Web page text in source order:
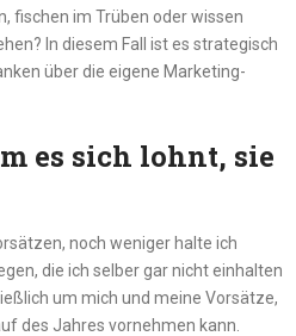
fischen im Trüben oder wissen
In diesem Fall ist es strategisch
über die eigene Marketing-
es sich lohnt, sie
noch weniger halte ich
die ich selber gar nicht einhalten
um mich und meine Vorsätze,
des Jahres vornehmen kann.